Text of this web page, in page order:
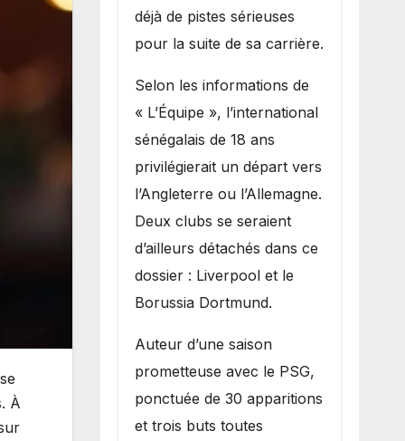
À
déjà de pistes sérieuses
pour la suite de sa carrière.
Selon les informations de
« L’Équipe », l’international
sénégalais de 18 ans
privilégierait un départ vers
l’Angleterre ou l’Allemagne.
Deux clubs se seraient
d’ailleurs détachés dans ce
dossier : Liverpool et le
Borussia Dortmund.
Auteur d’une saison
prometteuse avec le PSG,
ponctuée de 30 apparitions
et trois buts toutes